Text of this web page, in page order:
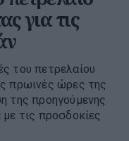
για τις
του πετρελαίου
πρωινές ώρες της
της προηγούμενης
τις προσδοκίες